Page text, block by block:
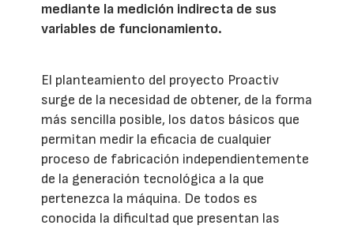
mediante la medición indirecta de sus
variables de funcionamiento.
El planteamiento del proyecto Proactiv
surge de la necesidad de obtener, de la forma
más sencilla posible, los datos básicos que
permitan medir la eficacia de cualquier
proceso de fabricación independientemente
de la generación tecnológica a la que
pertenezca la máquina. De todos es
conocida la dificultad que presentan las